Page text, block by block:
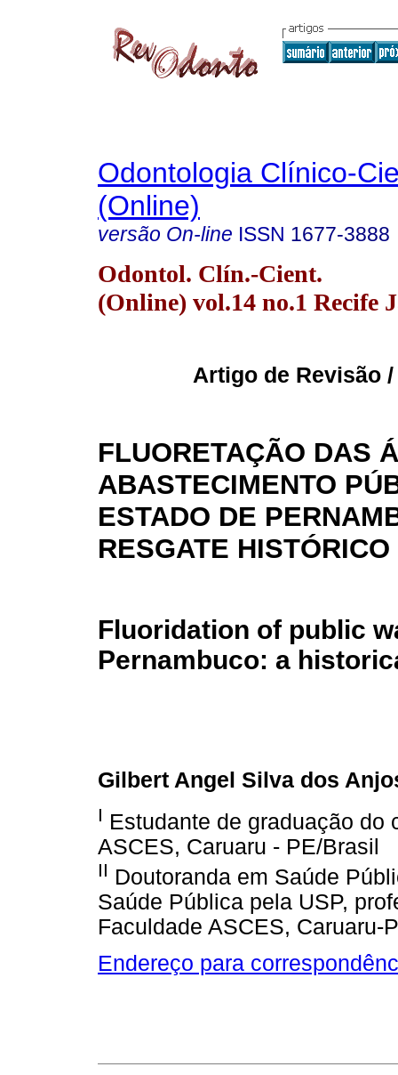
Odontologia Clínico-
(Online)
versão On-line ISSN 1677-3888
Odontol. Clín.-Cient.
(Online) vol.14 no.1 Recife
Artigo de Revisão
FLUORETAÇÃO DAS
ABASTECIMENTO
ESTADO DE
RESGATE HISTÓRICO
Fluoridation of public
Pernambuco: a
Gilbert Angel Silva dos
I Estudante de graduação do
ASCES, Caruaru - PE/Brasil
II Doutoranda em Saúde
Saúde Pública pela USP,
Faculdade ASCES, Caruaru-
Endereço para